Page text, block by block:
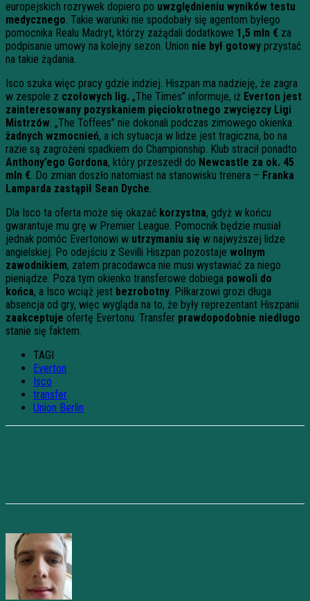
europejskich rozrywek dopiero po uwzględnieniu wyników testu
medycznego. Takie warunki nie spodobały się agentom byłego
pomocnika Realu Madryt, którzy zażądali dodatkowe 1,5 mln € za
podpisanie umowy na kolejny sezon. Union nie był gotowy przystać
na takie żądania.
Isco szuka więc pracy gdzie indziej. Hiszpan ma nadzieję, że zagra
w zespole z czołowych lig. „The Times” informuje, iż Everton jest
zainteresowany pozyskaniem pięciokrotnego zwycięzcy Ligi
Mistrzów. „The Toffees” nie dokonali podczas zimowego okienka
żadnych wzmocnień, a ich sytuacja w lidze jest tragiczna, bo na
razie są zagrożeni spadkiem do Championship. Klub stracił ponadto
Anthony’ego Gordona, który przeszedł do Newcastle za ok. 45
mln €. Do zmian doszło natomiast na stanowisku trenera – Franka
Lamparda zastąpił Sean Dyche.
Dla Isco ta oferta może się okazać korzystna, gdyż w końcu
gwarantuje mu grę w Premier League. Pomocnik będzie musiał
jednak pomóc Evertonowi w utrzymaniu się w najwyższej lidze
angielskiej. Po odejściu z Sevilli Hiszpan pozostaje wolnym
zawodnikiem, zatem pracodawca nie musi wystawiać za niego
pieniądze. Poza tym okienko transferowe dobiega powoli do
końca, a Isco wciąż jest bezrobotny. Piłkarzowi grozi długa
absencja od gry, więc wygląda na to, że były reprezentant Hiszpanii
zaakceptuje ofertę Evertonu. Transfer prawdopodobnie niedługo
stanie się faktem.
TAGI
Everton
Isco
transfer
Union Berlin